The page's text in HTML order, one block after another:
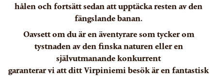
hålen och fortsätt sedan att upptäcka resten av den
fängslande banan.
Oavsett om du är en äventyrare som tycker om
tystnaden av den finska naturen eller en
självutmanande konkurrent
garanterar vi att ditt Virpiniemi besök är en fantastisk